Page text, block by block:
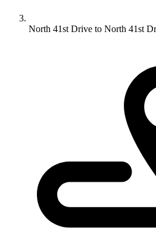
North 41st Drive to North 41st